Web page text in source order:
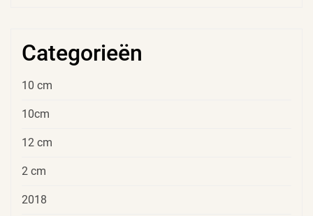
Categorieën
10 cm
10cm
12 cm
2 cm
2018